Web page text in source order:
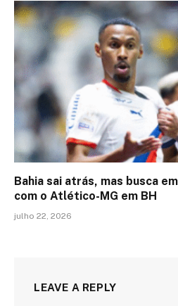
Bahia sai atrás, mas busca
com o Atlético-MG em BH
julho 22, 2026
LEAVE A REPLY